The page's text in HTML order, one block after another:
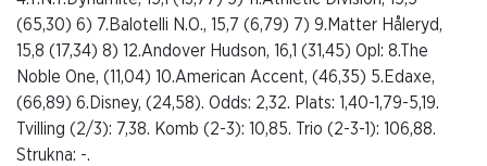
(65,30) 6) 7.Balotelli N.O., 15,7 (6,79) 7) 9.Matter Håleryd,
15,8 (17,34) 8) 12.Andover Hudson, 16,1 (31,45) Opl: 8.The
Noble One, (11,04) 10.American Accent, (46,35) 5.Edaxe,
(66,89) 6.Disney, (24,58). Odds: 2,32. Plats: 1,40-1,79-5,19.
Tvilling (2/3): 7,38. Komb (2-3): 10,85. Trio (2-3-1): 106,88.
Strukna: -.